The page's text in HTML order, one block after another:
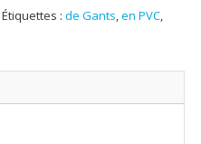
Étiquettes : de Gants,en PVC,